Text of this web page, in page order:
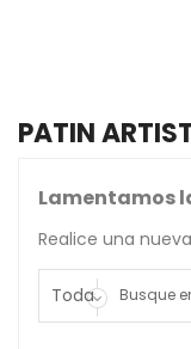
PATIN
Lamentamos
Realice una